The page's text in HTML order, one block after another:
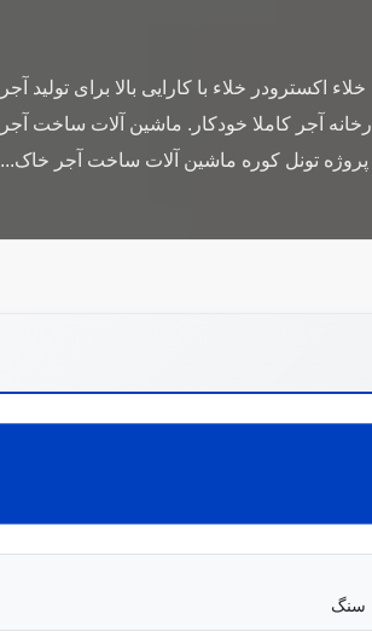
خلاء با کارایی بالا برای تولید آجر
آجر کاملا خودکار. ماشین آلات ساخت آجر
پروژه تونل کوره ماشین آلات ساخت آجر خاک...
سنگ